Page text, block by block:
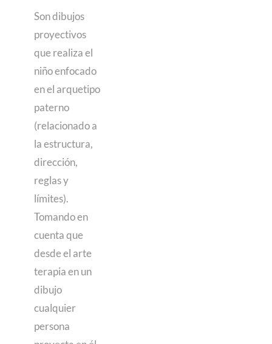
Son dibujos
proyectivos
que realiza el
niño enfocado
en el arquetipo
paterno
(relacionado a
la estructura,
dirección,
reglas y
límites).
Tomando en
cuenta que
desde el arte
terapia en un
dibujo
cualquier
persona